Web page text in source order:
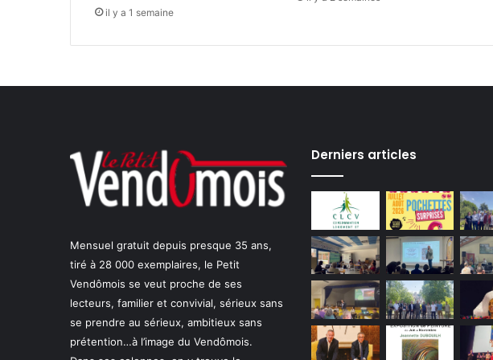
il y a 1 semaine
Mensuel gratuit depuis presque 35 ans,
tiré à 28 000 exemplaires, le Petit
Vendômois se veut proche de ses
lecteurs, familier et convivial, sérieux sans
se prendre au sérieux, ambitieux sans
prétention…à l’image du Vendômois.
Derniers articles